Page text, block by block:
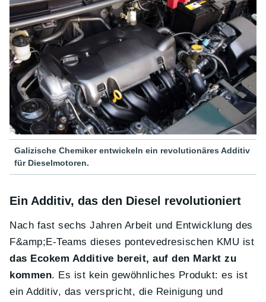
Galizische Chemiker entwickeln ein revolutionäres Additiv
für Dieselmotoren.
Ein Additiv, das den Diesel revolutioniert
Nach fast sechs Jahren Arbeit und Entwicklung des
F&amp;E-Teams dieses pontevedresischen KMU ist
das Ecokem Additive bereit, auf den Markt zu
kommen. Es ist kein gewöhnliches Produkt: es ist
ein Additiv, das verspricht, die Reinigung und